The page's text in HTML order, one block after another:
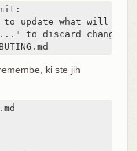
update what will be
to discard changes
ki ste jih